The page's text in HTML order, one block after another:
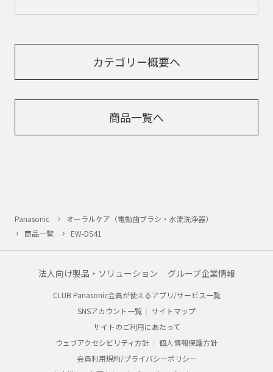
カテゴリー概要へ
商品一覧へ
Panasonic
オーラルケア（電動歯ブラシ・水流洗浄器）
商品一覧
EW-DS41
法人向け製品・ソリューション グループ企業情報
CLUB Panasonic会員が使えるアプリ/サービス一覧
SNSアカウント一覧
サイトマップ
サイトのご利用にあたって
ウェブアクセシビリティ方針
個人情報保護方針
会員利用規約/プライバシーポリシー